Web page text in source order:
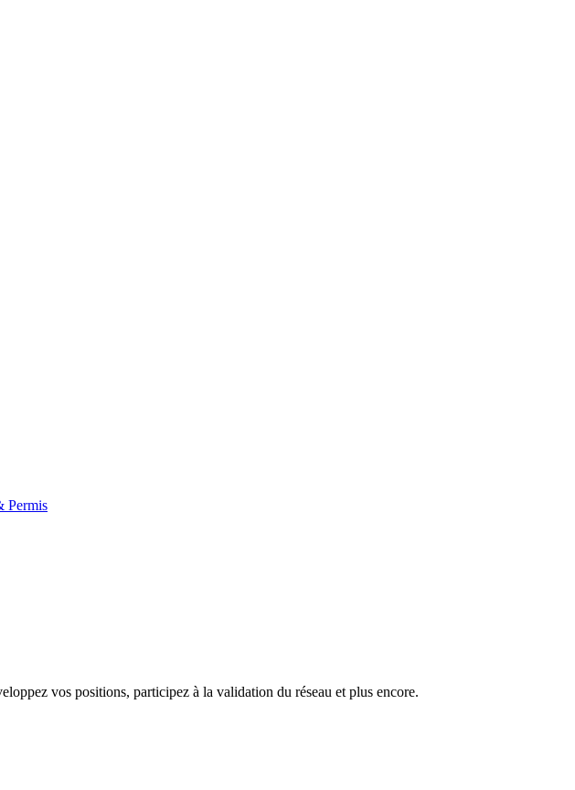
Permis
vos positions, participez à la validation du réseau et plus encore.